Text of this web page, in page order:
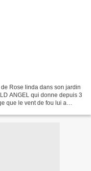
Rose linda dans son jardin
ANGEL qui donne depuis 3
que le vent de fou lui a